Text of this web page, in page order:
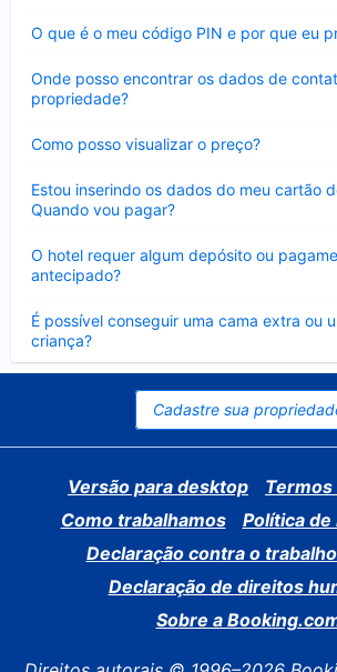
O que é o meu código PIN e por que eu
Onde posso encontrar os dados de
propriedade?
Como posso visualizar o preço?
Estou inserindo os dados do meu cartão
Quando vou pagar?
O hotel requer algum depósito ou
antecipado?
É possível conseguir uma cama extra ou
criança?
Contraído
Cadastre sua
Versão para desktop
Termos
Como trabalhamos
Política de
Declaração contra o
Declaração de direitos
Sobre a